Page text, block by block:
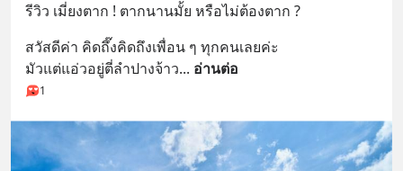
รีวิว เมี่ยงตาก ! ตากนานมั้ย หรือไม่ต้องตาก ?
สวัสดีค่า คิดถึ๊งคิดถึงเพื่อน ๆ ทุกคนเลยค่ะ
มัวแต่แอ่วอยู่ตี่ลำปางจ้าว... อ่านต่อ
1